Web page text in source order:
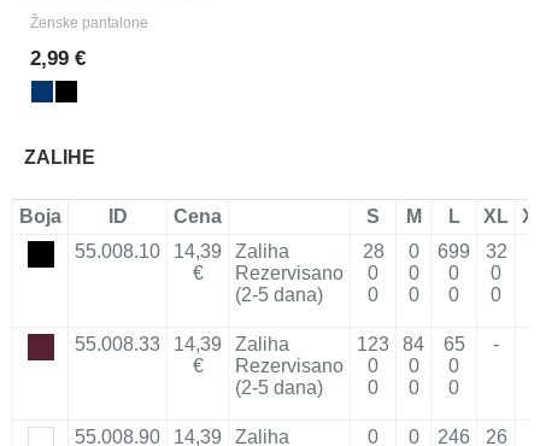
Ženske pantalone
2,99 €
ZALIHE
Boja ID Cena S M L XL
55.008.10
14,39
€
Zaliha
Rezervisano
(2-5 dana)
28
0
0
0
0
0
699
0
0
32
0
0
55.008.33
14,39
€
Zaliha
Rezervisano
(2-5 dana)
123
0
0
84
0
0
65
0
0
-
55.008.90 14,39 Zaliha 0 0 246 26